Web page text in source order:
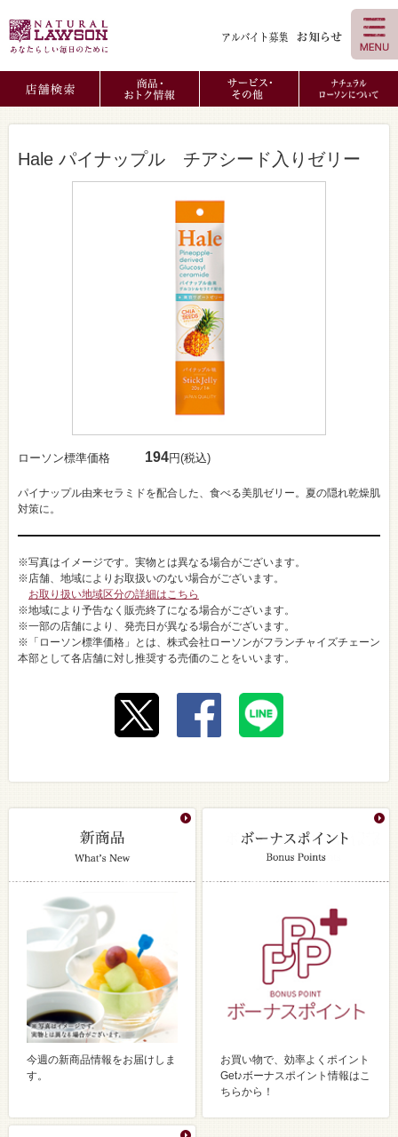
Hale パイナップル チアシード入りゼリー
ローソン標準価格 194円(税込)
パイナップル由来セラミドを配合した、食べる美肌ゼリー。夏の隠れ乾燥肌
対策に。
※写真はイメージです。実物とは異なる場合がございます。
※店舗、地域によりお取扱いのない場合がございます。
お取り扱い地域区分の詳細はこちら
※地域により予告なく販売終了になる場合がございます。
※一部の店舗により、発売日が異なる場合がございます。
※「ローソン標準価格」とは、株式会社ローソンがフランチャイズチェーン
本部として各店舗に対し推奨する売価のことをいいます。
今週の新商品情報をお届けしま
す。
お買い物で、効率よくポイント
Get♪ボーナスポイント情報はこ
ちらから！